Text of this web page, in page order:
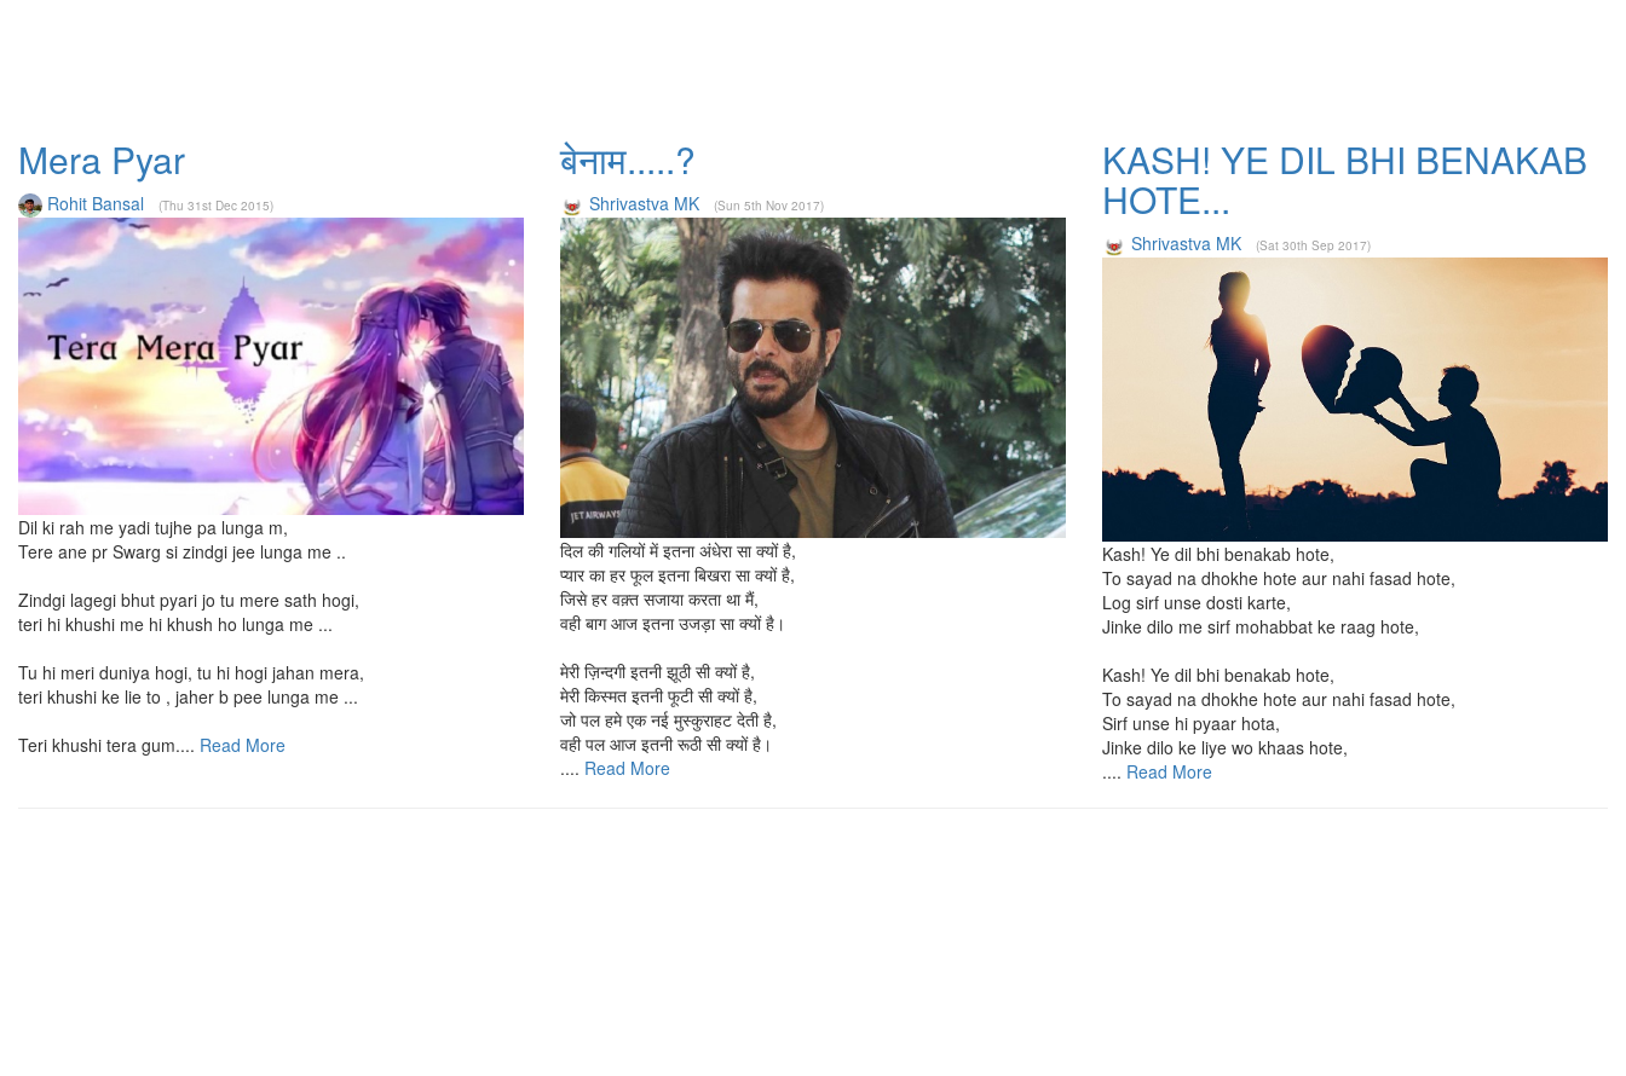
Mera Pyar
Rohit Bansal (Thu 31st Dec 2015)
Dil ki rah me yadi tujhe pa lunga m,
Tere ane pr Swarg si zindgi jee lunga me ..
Zindgi lagegi bhut pyari jo tu mere sath hogi,
teri hi khushi me hi khush ho lunga me ...
Tu hi meri duniya hogi, tu hi hogi jahan mera,
teri khushi ke lie to , jaher b pee lunga me ...
Teri khushi tera gum.... Read More
बेनाम.....?
Shrivastva MK (Sun 5th Nov 2017)
दिल की गलियों में इतना अंधेरा सा क्यों है,
प्यार का हर फूल इतना बिखरा सा क्यों है,
जिसे हर वक़्त सजाया करता था मैं,
वही बाग आज इतना उजड़ा सा क्यों है।
मेरी ज़िन्दगी इतनी झूठी सी क्यों है,
मेरी किस्मत इतनी फूटी सी क्यों है,
जो पल हमे एक नई मुस्कुराहट देती है,
वही पल आज इतनी रूठी सी क्यों है।
.... Read More
KASH! YE DIL BHI BENAKAB
HOTE...
Shrivastva MK (Sat 30th Sep 2017)
Kash! Ye dil bhi benakab hote,
To sayad na dhokhe hote aur nahi fasad hote,
Log sirf unse dosti karte,
Jinke dilo me sirf mohabbat ke raag hote,
Kash! Ye dil bhi benakab hote,
To sayad na dhokhe hote aur nahi fasad hote,
Sirf unse hi pyaar hota,
Jinke dilo ke liye wo khaas hote,
.... Read More